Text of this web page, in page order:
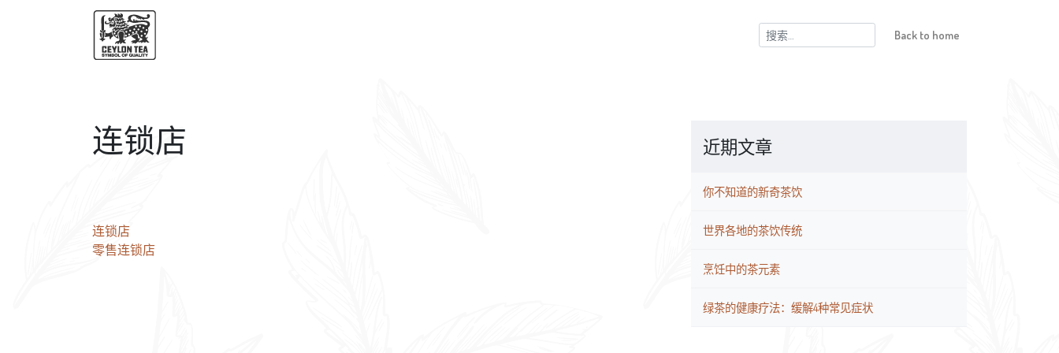
搜
索：
Back to home
近期文章
你不知道的新奇茶饮
世界各地的茶饮传统
烹饪中的茶元素
绿茶的健康疗法：缓解4种常见症状
连锁店
文
章
连锁店
零售连锁店